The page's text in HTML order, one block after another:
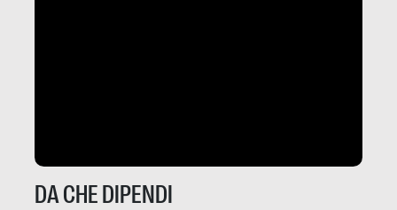
DA CHE DIPENDI